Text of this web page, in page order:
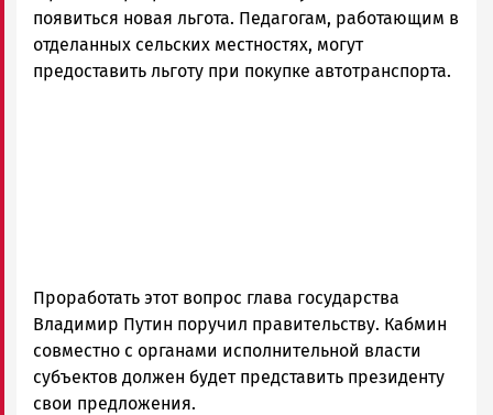
|
Петрозаводск
ГОВОРИТ
появиться новая льгота. Педагогам, работающим в
отделанных сельских местностях, могут
предоставить льготу при покупке автотранспорта.
Проработать этот вопрос глава государства
Владимир Путин поручил правительству. Кабмин
совместно с органами исполнительной власти
субъектов должен будет представить президенту
свои предложения.